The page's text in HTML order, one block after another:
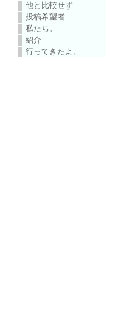
他と比較せず
投稿希望者
私たち。
紹介
行ってきたよ。